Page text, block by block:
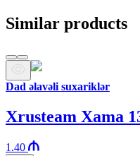
Similar products
Dad əlavəli suxariklər
Xrusteam Xama
1.40